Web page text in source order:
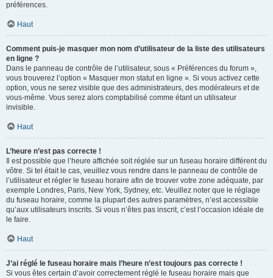
préférences.
Haut
Comment puis-je masquer mon nom d’utilisateur de la liste des utilisateurs
en ligne ?
Dans le panneau de contrôle de l’utilisateur, sous « Préférences du forum »,
vous trouverez l’option « Masquer mon statut en ligne ». Si vous activez cette
option, vous ne serez visible que des administrateurs, des modérateurs et de
vous-même. Vous serez alors comptabilisé comme étant un utilisateur
invisible.
Haut
L’heure n’est pas correcte !
Il est possible que l’heure affichée soit réglée sur un fuseau horaire différent du
vôtre. Si tel était le cas, veuillez vous rendre dans le panneau de contrôle de
l’utilisateur et régler le fuseau horaire afin de trouver votre zone adéquate, par
exemple Londres, Paris, New York, Sydney, etc. Veuillez noter que le réglage
du fuseau horaire, comme la plupart des autres paramètres, n’est accessible
qu’aux utilisateurs inscrits. Si vous n’êtes pas inscrit, c’est l’occasion idéale de
le faire.
Haut
J’ai réglé le fuseau horaire mais l’heure n’est toujours pas correcte !
Si vous êtes certain d’avoir correctement réglé le fuseau horaire mais que